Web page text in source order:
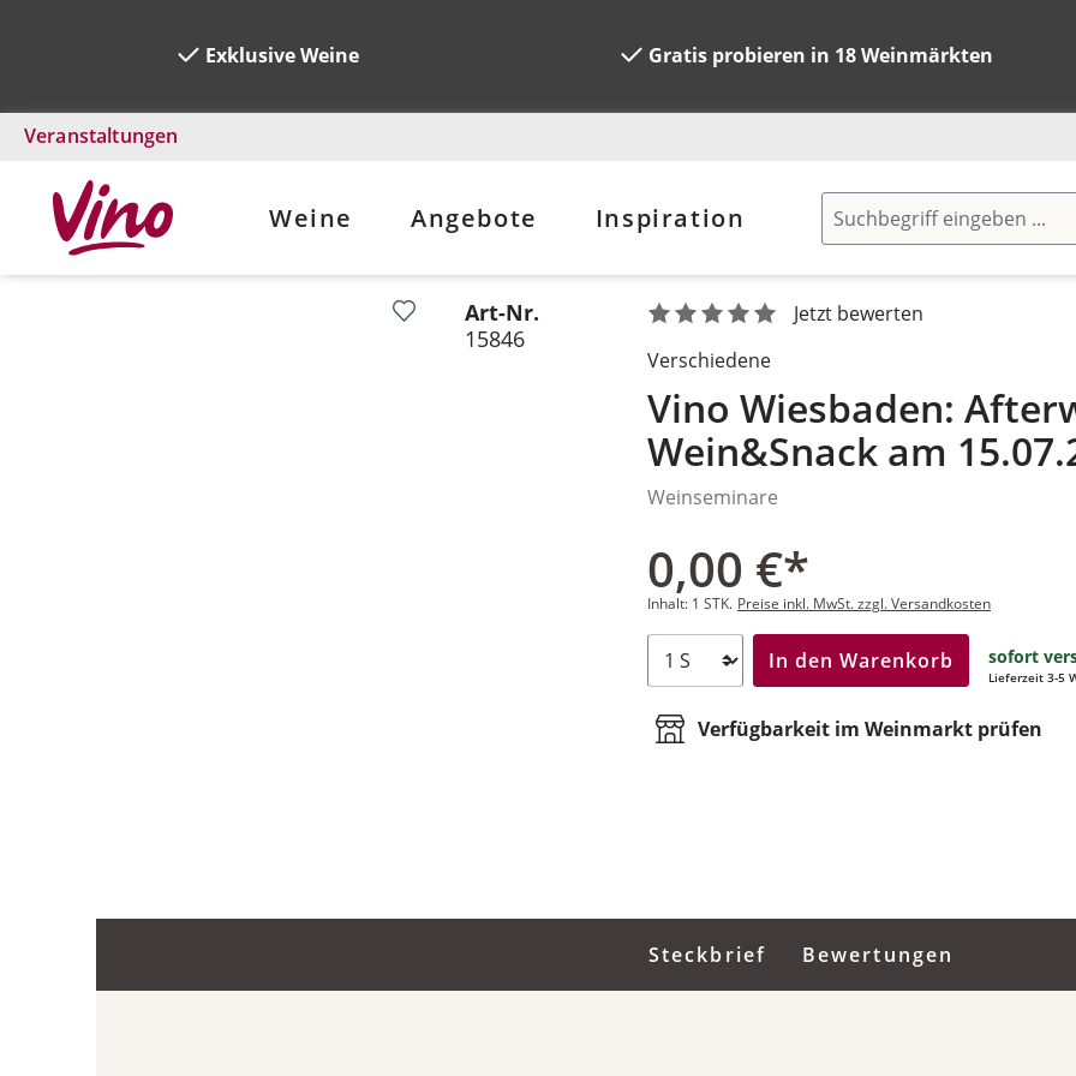
Exklusive Weine Gratis probieren in 18 Weinmärkten
Veranstaltungen
Weine Angebote Inspiration
Art-Nr.
15846
Jetzt bewerten
Verschiedene
Vino Wiesbaden:
Wein&Snack am
Weinseminare
0,00 €*
Inhalt: 1 STK. Preise inkl. MwSt. zzgl. Versandkosten
In den Warenkorb sofort
Lieferzeit 3-5
Verfügbarkeit im Weinmarkt prüfen
Steckbrief Bewertungen